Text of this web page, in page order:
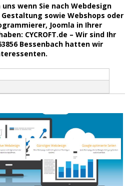
uns wenn Sie nach Webdesign
sowie Webshops oder
Joomla in Ihrer
CYCROFT.de – Wir sind Ihr
Bessenbach hatten wir